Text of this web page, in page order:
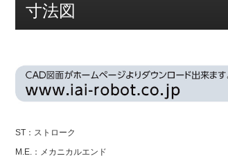
寸法図
ST：ストローク
M.E.：メカニカルエンド